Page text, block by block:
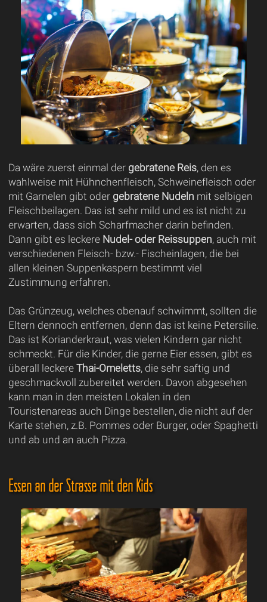
Da wäre zuerst einmal der gebratene Reis, den es
wahlweise mit Hühnchenfleisch, Schweinefleisch oder
mit Garnelen gibt oder gebratene Nudeln mit selbigen
Fleischbeilagen. Das ist sehr mild und es ist nicht zu
erwarten, dass sich Scharfmacher darin befinden.
Dann gibt es leckere Nudel- oder Reissuppen, auch mit
verschiedenen Fleisch- bzw.- Fischeinlagen, die bei
allen kleinen Suppenkaspern bestimmt viel
Zustimmung erfahren.
Das Grünzeug, welches obenauf schwimmt, sollten die
Eltern dennoch entfernen, denn das ist keine Petersilie.
Das ist Korianderkraut, was vielen Kindern gar nicht
schmeckt. Für die Kinder, die gerne Eier essen, gibt es
überall leckere Thai-Omeletts, die sehr saftig und
geschmackvoll zubereitet werden. Davon abgesehen
kann man in den meisten Lokalen in den
Touristenareas auch Dinge bestellen, die nicht auf der
Karte stehen, z.B. Pommes oder Burger, oder Spaghetti
und ab und an auch Pizza.
Essen an der Strasse mit den Kids